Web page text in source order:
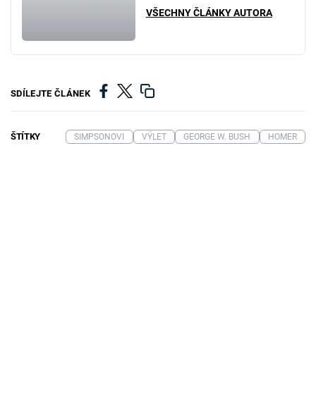
VŠECHNY ČLÁNKY AUTORA
SDÍLEJTE ČLÁNEK
ŠTÍTKY SIMPSONOVI VÝLET GEORGE W. BUSH HOMER